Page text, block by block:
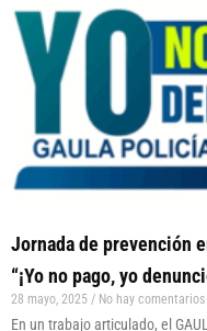
Jornada de prevención
“¡Yo no pago, yo
28 mayo, 2025 No hay comentarios
En un trabajo articulado, el